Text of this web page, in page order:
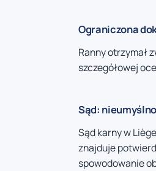
Ograniczona
Ranny otrzymał
szczegółowej
Sąd:
Sąd karny w
znajduje
spowodowanie